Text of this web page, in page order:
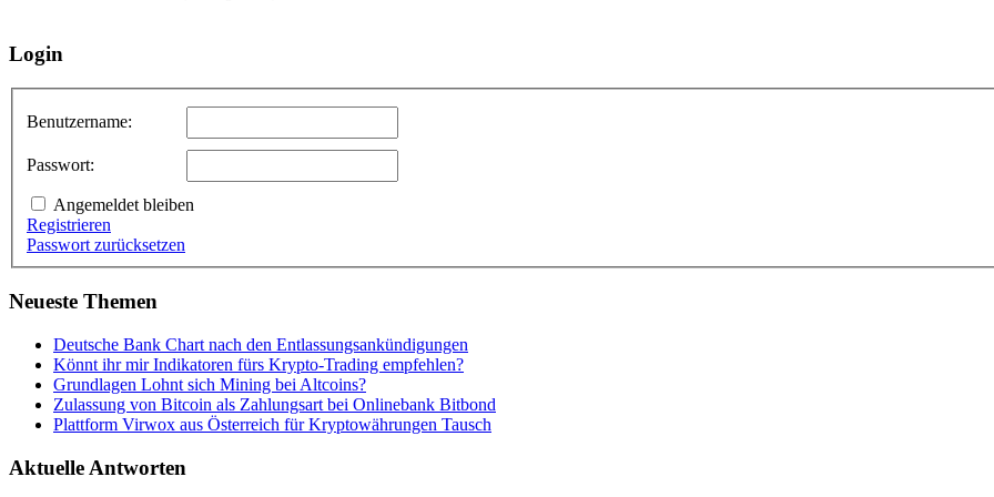
Login
Benutzername:
Passwort:
Angemeldet bleiben
Registrieren
Passwort zurücksetzen
Neueste Themen
Deutsche Bank Chart nach den Entlassungsankündigungen
Könnt ihr mir Indikatoren fürs Krypto-Trading empfehlen?
Grundlagen Lohnt sich Mining bei Altcoins?
Zulassung von Bitcoin als Zahlungsart bei Onlinebank Bitbond
Plattform Virwox aus Österreich für Kryptowährungen Tausch
Aktuelle Antworten